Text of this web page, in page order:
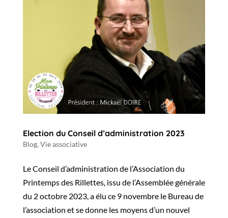
Election du Conseil d’administration 2023
Blog,Vie associative
Le Conseil d’administration de l’Association du
Printemps des Rillettes, issu de l’Assemblée générale
du 2 octobre 2023, a élu ce 9 novembre le Bureau de
l’association et se donne les moyens d’un nouvel